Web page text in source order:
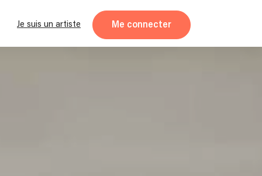
Je suis un artiste Me connecter